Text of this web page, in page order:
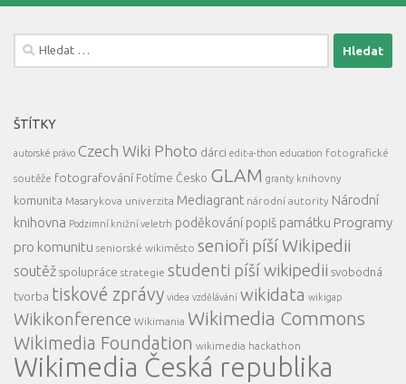
Vyhledávání
ŠTÍTKY
autorské právo Czech Wiki Photo dárci edit-a-thon education fotografické
soutěže fotografování Fotíme Česko GLAM granty knihovny
komunita Masarykova univerzita Mediagrant národní autority Národní
knihovna Podzimní knižní veletrh poděkování popiš památku Programy
pro komunitu seniorské wikiměsto senioři píší Wikipedii
soutěž spolupráce strategie studenti píší wikipedii svobodná
tvorba tiskové zprávy videa vzdělávání wikidata wikigap
Wikikonference Wikimania Wikimedia Commons
Wikimedia Foundation wikimedia hackathon
Wikimedia Česká republika